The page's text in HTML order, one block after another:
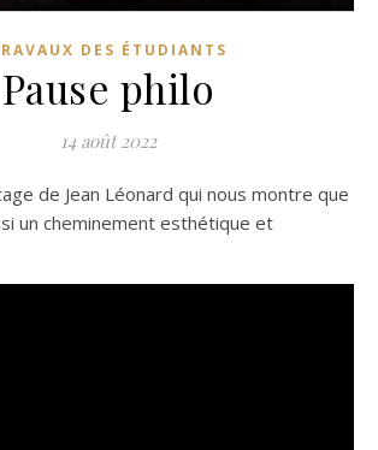
DES ÉTUDIANTS
Pause philo
14 août 2022
de Jean Léonard qui nous montre que
un cheminement esthétique et